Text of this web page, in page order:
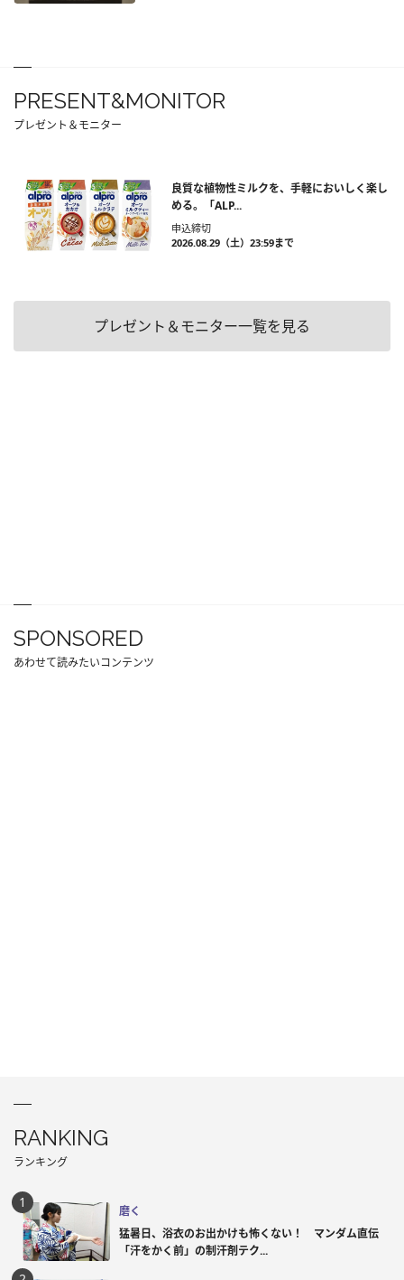
PRESENT&MONITOR
プレゼント＆モニター
良質な植物性ミルクを、手軽においしく楽し
める。「ALP...
申込締切
2026.08.29（土）23:59まで
プレゼント＆モニター一覧を見る
SPONSORED
あわせて読みたいコンテンツ
RANKING
ランキング
磨く
猛暑日、浴衣のお出かけも怖くない！ マンダム直伝
「汗をかく前」の制汗剤テク...